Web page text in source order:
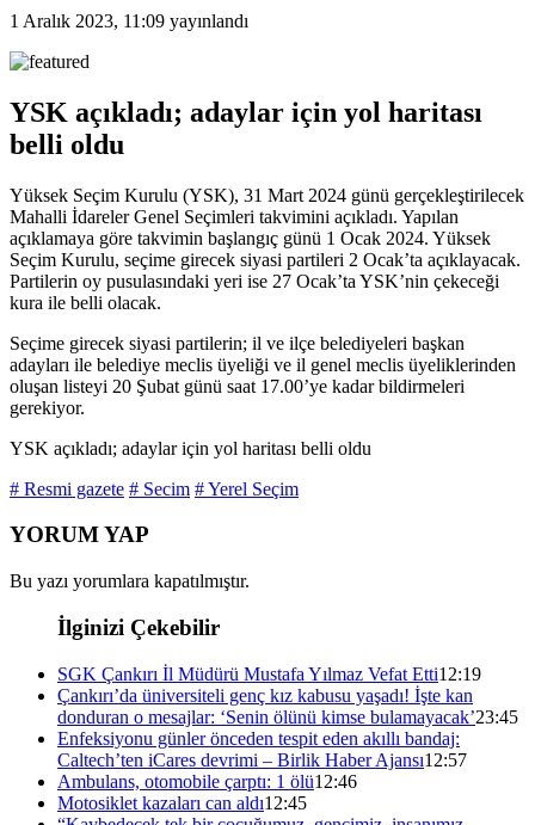
1 Aralık 2023, 11:09 yayınlandı
YSK açıkladı; adaylar için yol haritası
belli oldu
Yüksek Seçim Kurulu (YSK), 31 Mart 2024 günü gerçekleştirilecek
Mahalli İdareler Genel Seçimleri takvimini açıkladı. Yapılan
açıklamaya göre takvimin başlangıç günü 1 Ocak 2024. Yüksek
Seçim Kurulu, seçime girecek siyasi partileri 2 Ocak’ta açıklayacak.
Partilerin oy pusulasındaki yeri ise 27 Ocak’ta YSK’nin çekeceği
kura ile belli olacak.
Seçime girecek siyasi partilerin; il ve ilçe belediyeleri başkan
adayları ile belediye meclis üyeliği ve il genel meclis üyeliklerinden
oluşan listeyi 20 Şubat günü saat 17.00’ye kadar bildirmeleri
gerekiyor.
YSK açıkladı; adaylar için yol haritası belli oldu
# Resmi gazete # Secim # Yerel Seçim
YORUM YAP
Bu yazı yorumlara kapatılmıştır.
İlginizi Çekebilir
SGK Çankırı İl Müdürü Mustafa Yılmaz Vefat Etti12:19
Çankırı’da üniversiteli genç kız kabusu yaşadı! İşte kan
donduran o mesajlar: ‘Senin ölünü kimse bulamayacak’23:45
Enfeksiyonu günler önceden tespit eden akıllı bandaj:
Caltech’ten iCares devrimi – Birlik Haber Ajansı12:57
Ambulans, otomobile çarptı: 1 ölü12:46
Motosiklet kazaları can aldı12:45